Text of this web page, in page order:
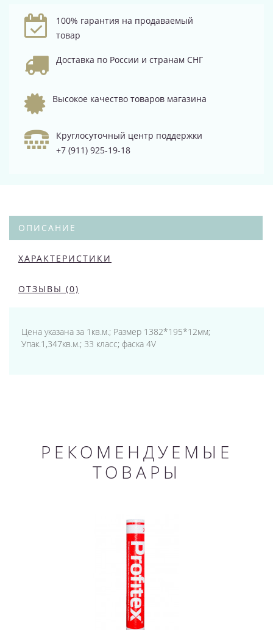
100% гарантия на продаваемый
товар
Доставка по России и странам СНГ
Высокое качество товаров магазина
Круглосуточный центр поддержки
+7 (911) 925-19-18
ОПИСАНИЕ
ХАРАКТЕРИСТИКИ
ОТЗЫВЫ (0)
Цена указана за 1кв.м.; Размер 1382*195*12мм;
Упак.1,347кв.м.; 33 класс; фаска 4V
РЕКОМЕНДУЕМЫЕ
ТОВАРЫ